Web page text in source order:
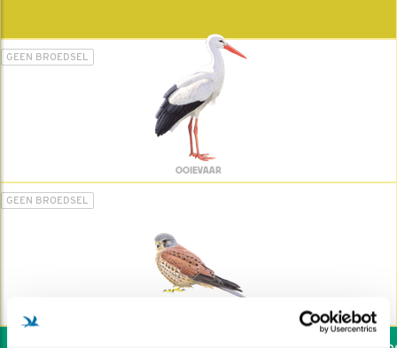
GEEN BROEDSEL
OOIEVAAR
GEEN BROEDSEL